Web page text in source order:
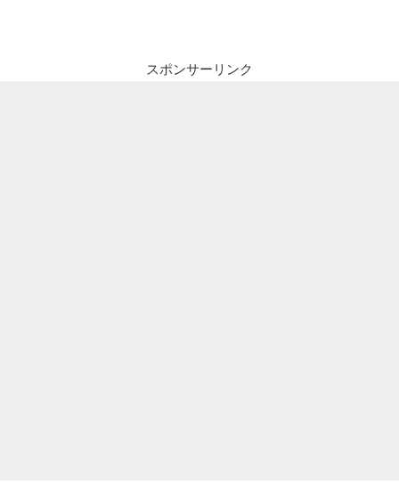
スポンサーリンク